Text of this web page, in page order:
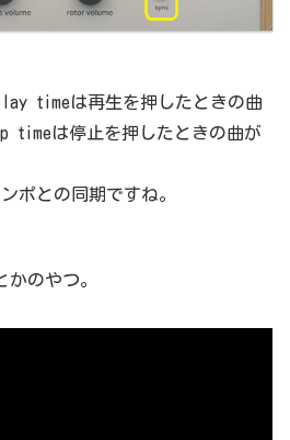
timeは再生を押したときの曲
timeは停止を押したときの曲が
ポとの同期ですね。
のやつ。